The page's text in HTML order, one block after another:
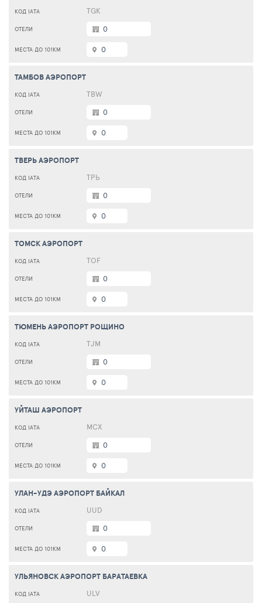
TGK
0
0
ТАМБОВ АЭРОПОРТ
TBW
0
0
ТВЕРЬ АЭРОПОРТ
ТРЬ
0
0
ТОМСК АЭРОПОРТ
TOF
0
0
ТЮМЕНЬ АЭРОПОРТ РОЩИНО
TJM
0
0
УЙТАШ АЭРОПОРТ
МСХ
0
0
УЛАН-УДЭ АЭРОПОРТ БАЙКАЛ
UUD
0
0
УЛЬЯНОВСК АЭРОПОРТ БАРАТАЕВКА
ULV